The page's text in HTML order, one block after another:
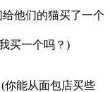
给他们的猫买了一个
买一个吗？)
(你能从面包店买些